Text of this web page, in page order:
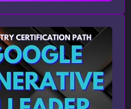
обработку
и генеративный ИИ на
AI Foundry и Azure
помогает понять,